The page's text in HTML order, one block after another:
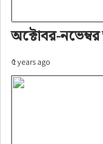
অক্টোবর-
৫ years ago